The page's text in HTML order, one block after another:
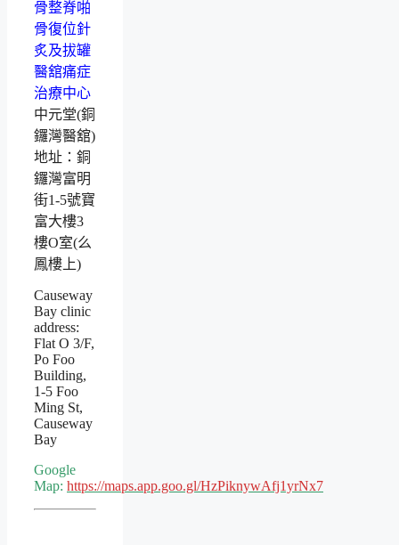
中元堂(銅
鑼灣醫舘)
地址：銅
鑼灣富明
街1-5號寶
富大樓3
樓O室(么
鳳樓上)
Causeway
Bay clinic
address:
Flat O 3/F,
Po Foo
Building,
1-5 Foo
Ming St,
Causeway
Bay
Google
Map: https://maps.app.goo.gl/HzPiknywAfj1yrNx7